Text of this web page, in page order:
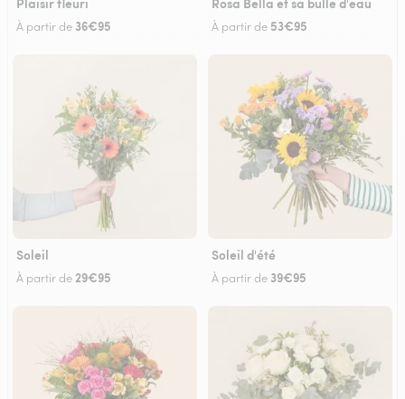
À partir de 36€95 À partir de 53€95
Soleil
À partir de 29€95
Soleil d'été
À partir de 39€95